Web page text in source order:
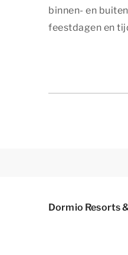
binnen- en
feestdagen en
Dormio Resorts